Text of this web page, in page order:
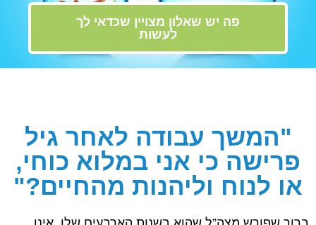
פה יש שאלון מצויין שכדאי לך
לעשות
"המשך עבודה לאחר גיל
פרישה כי אני במלוא כוחי,
או לנוח וליהנות מהחיים?"